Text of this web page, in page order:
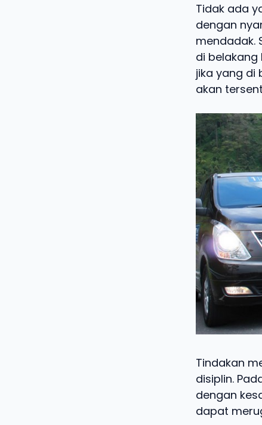
Tidak ada
dengan
mendadak.
di belakang
jika yang di
akan
Tindakan
disiplin.
dengan
dapat